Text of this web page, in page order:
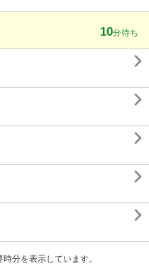
10分待ち





分を表示しています。